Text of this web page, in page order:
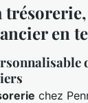
en
chez